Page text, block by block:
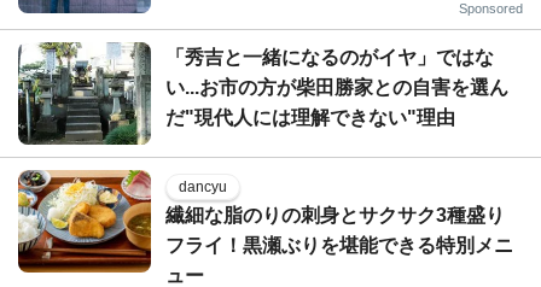
Sponsored
「秀吉と一緒になるのがイヤ」ではな
い...お市の方が柴田勝家との自害を選ん
だ"現代人には理解できない"理由
dancyu
繊細な脂のりの刺身とサクサク3種盛り
フライ！黒瀬ぶりを堪能できる特別メニ
ュー